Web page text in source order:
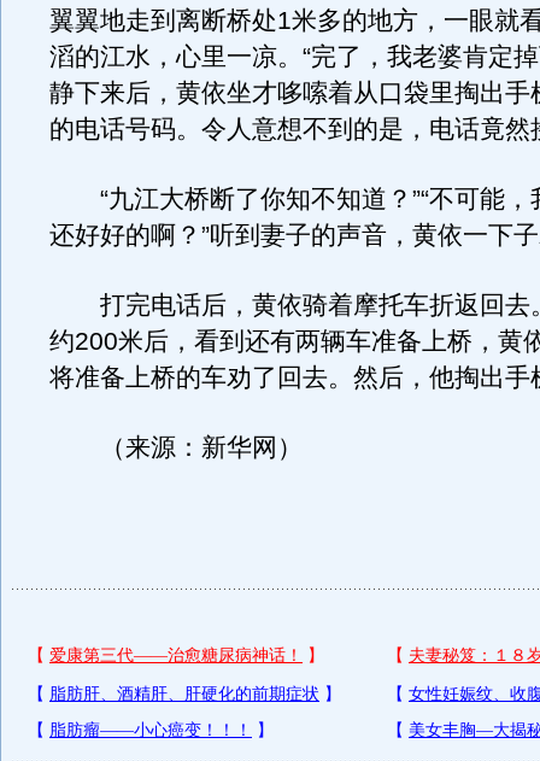
翼翼地走到离断桥处1米多的地方，一眼就
滔的江水，心里一凉。“完了，我老婆肯定
静下来后，黄依坐才哆嗦着从口袋里掏出手
的电话号码。令人意想不到的是，电话竟然
“九江大桥断了你知不知道？”“不可能，
还好好的啊？”听到妻子的声音，黄依一下
打完电话后，黄依骑着摩托车折返回去
约200米后，看到还有两辆车准备上桥，黄
将准备上桥的车劝了回去。然后，他掏出手
（来源：新华网）